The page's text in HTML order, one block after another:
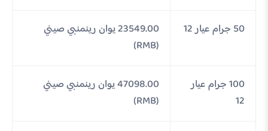
50 جرام عيار 12
23549.00 يوان رينمنبي صيني
(RMB)
100 جرام عيار
12
47098.00 يوان رينمنبي صيني
(RMB)